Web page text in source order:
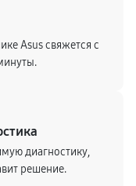
Asus свяжется с
диагностику,
решение.